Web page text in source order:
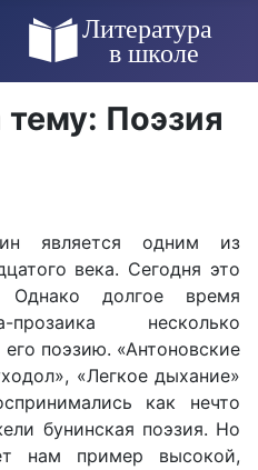
Поэзия
является одним из
века. Сегодня это
долгое время
прозаика несколько
поэзию. «Антоновские
«Легкое дыхание»
как нечто
бунинская поэзия. Но
нам пример высокой,